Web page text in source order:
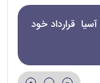
قرارداد خود